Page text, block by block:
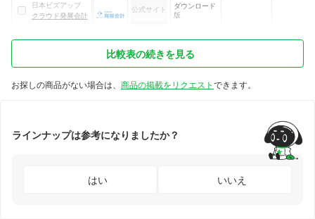
日本ビズアップ
クラウド発展会計
公式サイト
ダウンロード
版
比較表の続きを見る
お探しの商品がない場合は、 商品の掲載をリクエスト できます。
ラインナップは参考になりましたか？
はい いいえ